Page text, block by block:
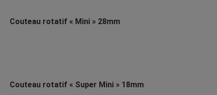
Couteau rotatif « Mini » 28mm
Couteau rotatif « Super Mini » 18mm